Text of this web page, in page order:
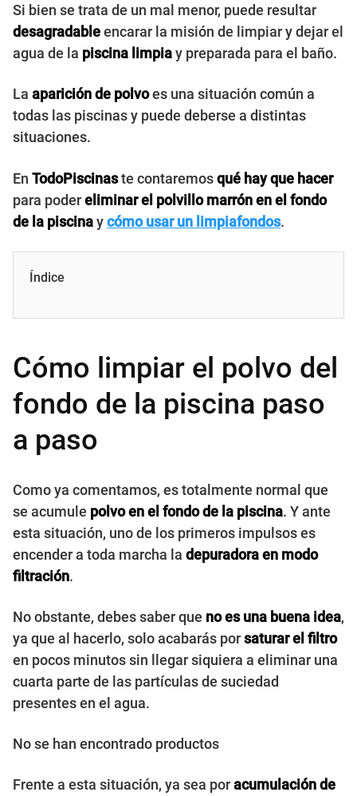
Si bien se trata de un mal menor, puede resultar
desagradableencarar la misión de limpiar y dejar el
agua de la piscina limpiay preparada para el baño.
La aparición de polvoes una situación común a
todas las piscinas y puede deberse a distintas
situaciones.
En TodoPiscinaste contaremosqué hay que hacer
para podereliminar el polvillo marrón en el fondo
de la piscinaycómo usar un limpiafondos.
Índice
Cómo limpiar el polvo del
fondo de la piscina paso
a paso
Como ya comentamos, es totalmente normal que
se acumule polvo en el fondo de la piscina. Y ante
esta situación, uno de los primeros impulsos es
encender a toda marcha la depuradora en modo
filtración.
No obstante, debes saber que no es una buena idea,
ya que al hacerlo, solo acabarás porsaturar el filtro
en pocos minutos sin llegar siquiera a eliminar una
cuarta parte de las partículas de suciedad
presentes en el agua.
No se han encontrado productos
Frente a esta situación, ya sea poracumulación de